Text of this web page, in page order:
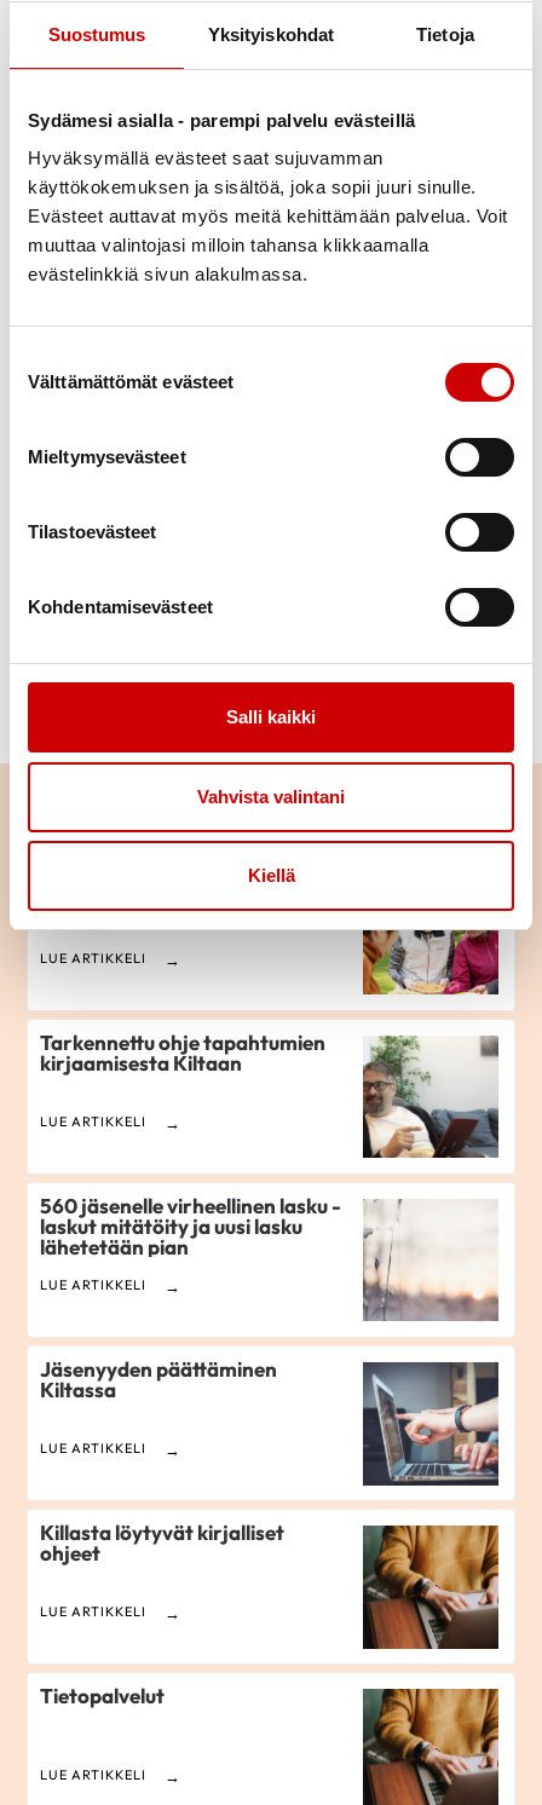
Suostumus Yksityiskohdat Tietoja
Sydämesi asialla - parempi palvelu evästeillä
Hyväksymällä evästeet saat sujuvamman
käyttökokemuksen ja sisältöä, joka sopii juuri sinulle.
Evästeet auttavat myös meitä kehittämään palvelua. Voit
muuttaa valintojasi milloin tahansa klikkaamalla
evästelinkkiä sivun alakulmassa.
Välttämättömät evästeet
Mieltymysevästeet
Tilastoevästeet
Kohdentamisevästeet
Salli kaikki
Vahvista valintani
Kiellä
ensi vuoden alkuun.
• Paina Tallenna
Ei-jäsenten löytäminen Killasta
jälkikäteen
Ei-jäsenet eivät tule jäsenlistalle vaan heidät täytyy
jokaista nimellä (olettaen että muistat kaikki) tai
• YLEISET –Asiakasluokan päätaso →”Ei jäsen” tai
• YLEISET –On yhdistyksen asiakasryhmässä
sekä Uuden henkilön lisääminen ja ne löytyvät
Lue seuraavaksi
Kilta-ohje: perhejäsenille on
LUE ARTIKKELI
Tarkennettu ohje tapahtumien
kirjaamisesta Kiltaan
LUE ARTIKKELI
560 jäsenelle virheellinen lasku -
laskut mitätöity ja uusi lasku
lähetetään pian
LUE ARTIKKELI
Jäsenyyden päättäminen
Kiltassa
LUE ARTIKKELI
Killasta löytyvät kirjalliset
ohjeet
LUE ARTIKKELI
Tietopalvelut
LUE ARTIKKELI